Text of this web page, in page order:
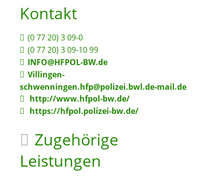
Kontakt
(0 77 20) 3 09-0
(0 77 20) 3 09-10 99
INFO@HFPOL-BW.de
Villingen-
schwenningen.hfp@polizei.bwl.de-mail.de
http://www.hfpol-bw.de/
https://hfpol.polizei-bw.de/
Zugehörige
Leistungen